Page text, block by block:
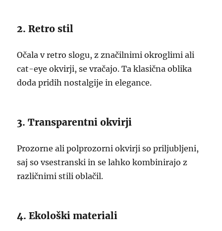
2. Retro stil
Očala v retro slogu, z značilnimi okroglimi ali
cat-eye okvirji, se vračajo. Ta klasična oblika
doda pridih nostalgije in elegance.
3. Transparentni okvirji
Prozorne ali polprozorni okvirji so priljubljeni,
saj so vsestranski in se lahko kombinirajo z
različnimi stili oblačil.
4. Ekološki materiali